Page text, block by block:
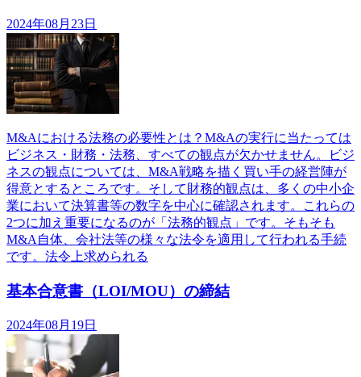
2024年08月23日
M&Aにおける法務の必要性とは？M&Aの実行に当たっては
ビジネス・財務・法務、すべての観点が欠かせません。ビジ
ネスの観点については、M&A戦略を描く買い手の経営陣が
得意とするところです。そして財務的観点は、多くの中小企
業において決算書等の数字を中心に確認されます。これらの
2つに加え重要になるのが「法務的観点」です。そもそも
M&A自体、会社法等の様々な法令を適用して行われる手続
です。法令上求められる
基本合意書（LOI/MOU）の締結
2024年08月19日